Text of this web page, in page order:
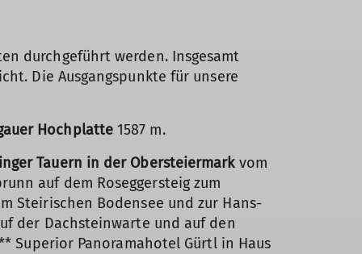
durchgeführt werden. Insgesamt
Die Ausgangspunkte für unsere
Hochplatte 1587 m.
Tauern in der Obersteiermarkvom
auf dem Roseggersteig zum
Steirischen Bodensee und zur Hans-
der Dachsteinwarte und auf den
Superior Panoramahotel Gürtl in Haus